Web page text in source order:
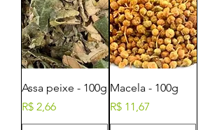
Assa peixe - 100g
Preço
R$ 2,66
Macela - 100g
Preço
R$ 11,67